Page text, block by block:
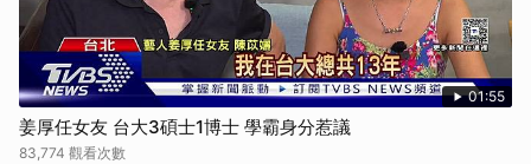
01:55
姜厚任女友 台大3碩士1博士 學霸身分惹議
83,774 觀看次數